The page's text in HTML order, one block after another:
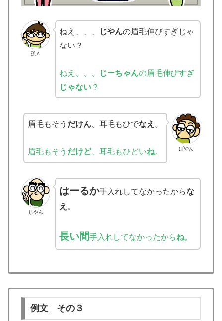
孫Ａ
ねえ、、、 じやんの眉毛伸びすぎじゃ
ない？
ねえ、、、 じーちゃんの眉毛伸びすぎ
じゃない？
ばやん
眉毛もそう だけん 、耳毛もひでなえ 。
眉毛もそう だけど、耳毛もひどいね。
じやん
はーるか手入れしてなかったからな
え 。
長い間手入れしてなかったからね。
例文 その３